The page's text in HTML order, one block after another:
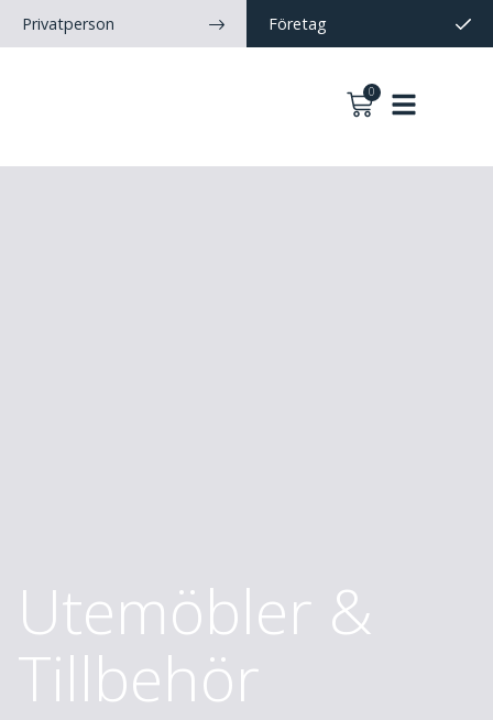
Privatperson Företag
0
Utemöbler &
Tillbehör